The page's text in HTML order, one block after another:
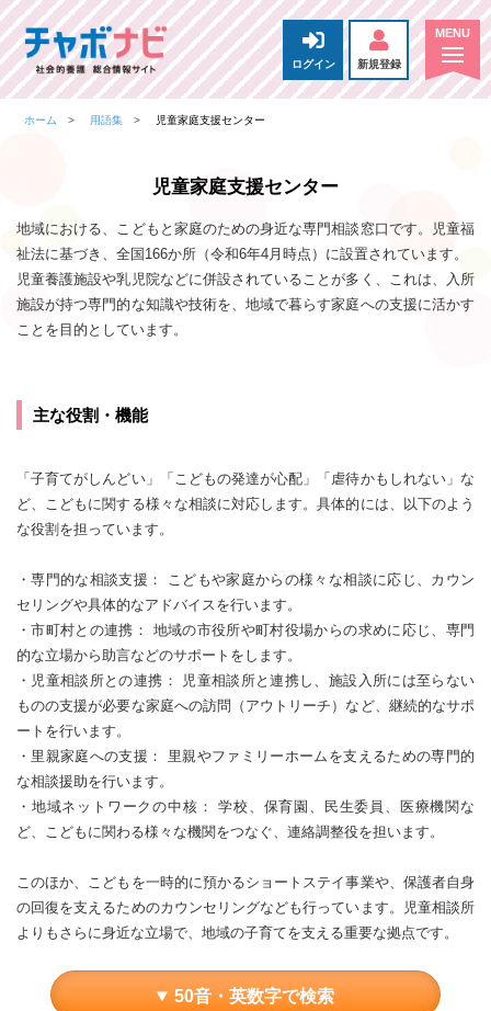
ログイン 新規登録
ホーム 用語集 児童家庭支援センター
児童家庭支援センター
地域における、こどもと家庭のための身近な専門相談窓口です。児童福
祉法に基づき、全国166か所（令和6年4月時点）に設置されています。
児童養護施設や乳児院などに併設されていることが多く、これは、入所
施設が持つ専門的な知識や技術を、地域で暮らす家庭への支援に活かす
ことを目的としています。
主な役割・機能
「子育てがしんどい」「こどもの発達が心配」「虐待かもしれない」な
ど、こどもに関する様々な相談に対応します。具体的には、以下のよう
な役割を担っています。
・専門的な相談支援： こどもや家庭からの様々な相談に応じ、カウン
セリングや具体的なアドバイスを行います。
・市町村との連携： 地域の市役所や町村役場からの求めに応じ、専門
的な立場から助言などのサポートをします。
・児童相談所との連携： 児童相談所と連携し、施設入所には至らない
ものの支援が必要な家庭への訪問（アウトリーチ）など、継続的なサポ
ートを行います。
・里親家庭への支援： 里親やファミリーホームを支えるための専門的
な相談援助を行います。
・地域ネットワークの中核： 学校、保育園、民生委員、医療機関な
ど、こどもに関わる様々な機関をつなぐ、連絡調整役を担います。
このほか、こどもを一時的に預かるショートステイ事業や、保護者自身
の回復を支えるためのカウンセリングなども行っています。児童相談所
よりもさらに身近な立場で、地域の子育てを支える重要な拠点です。
50音・英数字で検索